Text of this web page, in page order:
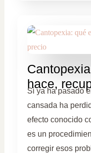
hace,
Si ya ha pasado
cansada ha
efecto conocido
es un
corregir esos